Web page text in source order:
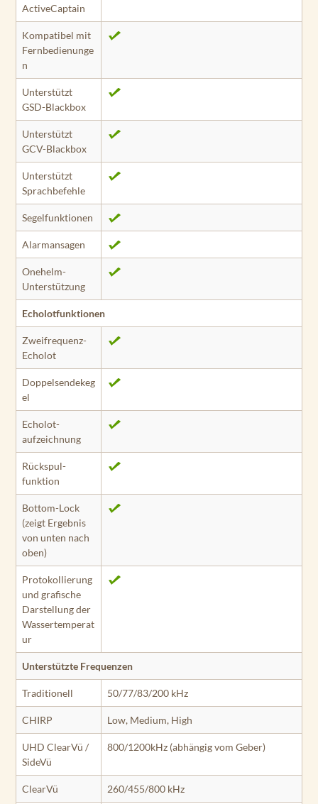
ActiveCaptain
Kompatibel mit
Fernbedienunge
n
Unterstützt
GSD-Blackbox
Unterstützt
GCV-Blackbox
Unterstützt
Sprachbefehle
Segelfunktionen
Alarmansagen
Onehelm-
Unterstützung
Echolotfunktionen
Zweifrequenz-
Echolot
Doppelsendekeg
el
Echolot­
aufzeichnung
Rückspul­
funktion
Bottom-Lock
(zeigt Ergebnis
von unten nach
oben)
Protokollierung
und grafische
Darstellung der
Wassertemperat
ur
Unterstützte Frequenzen
Traditionell 50/77/83/200 kHz
CHIRP Low, Medium, High
UHD ClearVü /
SideVü
800/1200kHz (abhängig vom Geber)
ClearVü 260/455/800 kHz